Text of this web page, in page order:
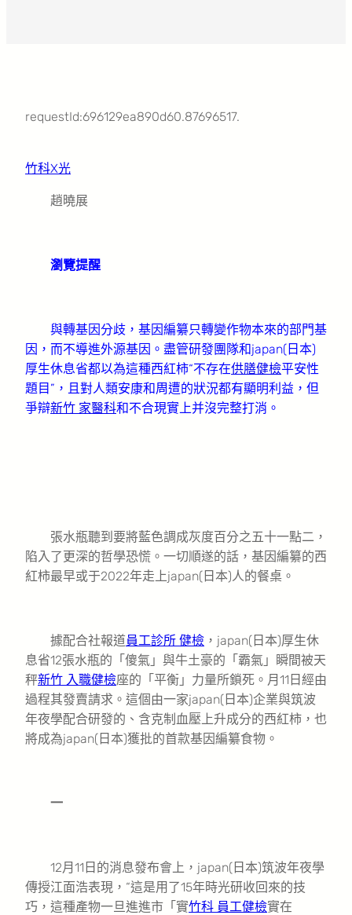
requestId:696129ea890d60.87696517.
竹科X光
趙曉展
瀏覽提醒
與轉基因分歧，基因編纂只轉變作物本來的部門基
因，而不導進外源基因。盡管研發團隊和japan(日本)
厚生休息省都以為這種西紅柿“不存在供膳健檢平安性
題目”，且對人類安康和周遭的狀況都有顯明利益，但
爭辯新竹 家醫科和不合現實上并沒完整打消。
張水瓶聽到要將藍色調成灰度百分之五十一點二，
陷入了更深的哲學恐慌。一切順遂的話，基因編纂的西
紅柿最早或于2022年走上japan(日本)人的餐桌。
據配合社報道員工診所 健檢 ，japan(日本)厚生休
息省12張水瓶的「傻氣」與牛土豪的「霸氣」瞬間被天
秤新竹 入職健檢座的「平衡」力量所鎖死。月11日經由
過程其發賣請求。這個由一家japan(日本)企業與筑波
年夜學配合研發的、含克制血壓上升成分的西紅柿，也
將成為japan(日本)獲批的首款基因編纂食物。
一
12月11日的消息發布會上，japan(日本)筑波年夜學
傳授江面浩表現，“這是用了15年時光研收回來的技
巧，這種產物一旦進進市「實竹科 員工健檢實在